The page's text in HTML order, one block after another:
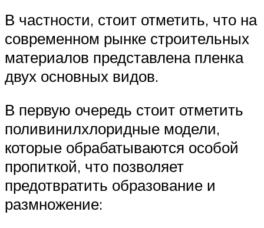
В частности, стоит отметить, что на
современном рынке строительных
материалов представлена пленка
двух основных видов.
В первую очередь стоит отметить
поливинилхлоридные модели,
которые обрабатываются особой
пропиткой, что позволяет
предотвратить образование и
размножение: